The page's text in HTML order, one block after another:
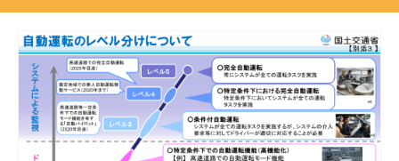
レビュー
イベントレポート
ジオ用語解説
月刊グラフィア